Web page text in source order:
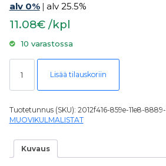
alv 0% | alv 25.5%
11.08€ /kpl
10 varastossa
Kulmalista, muovi 40x40x2750mm NU 40-
Lisää tilauskoriin
Tuotetunnus (SKU): 2012f416-859e-11e8-
MUOVIKULMALISTAT
Kuvaus